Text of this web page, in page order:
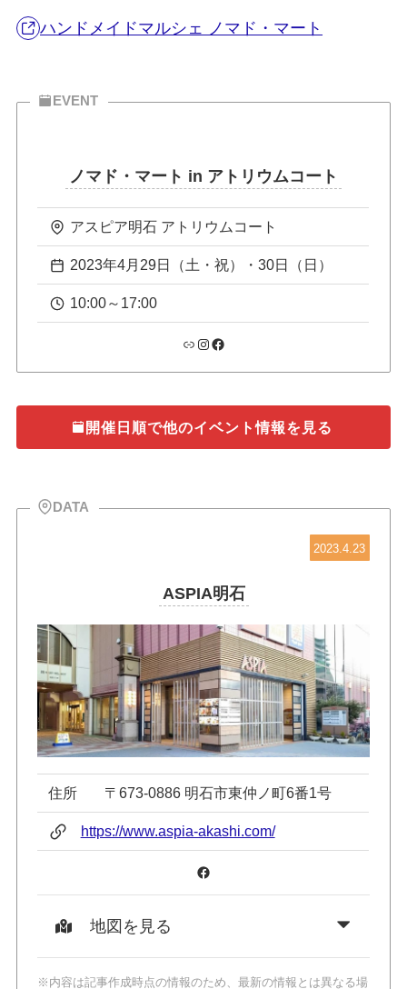
ハンドメイドマルシェ ノマド・マート
EVENT
ノマド・マート in アトリウムコート
アスピア明石 アトリウムコート
2023年4月29日（土・祝）・30日（日）
10:00～17:00
リンク Instagram
Facebook
開催日順で他のイベント情報を見る
DATA
2023.4.23
ASPIA明石
住所 〒673-0886 明石市東仲ノ町6番1号
https://www.aspia-akashi.com/
Facebook
地図を見る
※内容は記事作成時点の情報のため、最新の情報とは異なる場